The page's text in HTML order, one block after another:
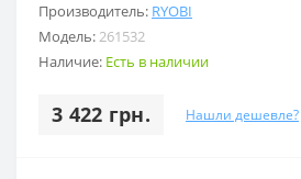
Производитель: RYOBI
Модель:261532
Наличие: Есть в наличии
3 422 грн. Нашли дешевле?